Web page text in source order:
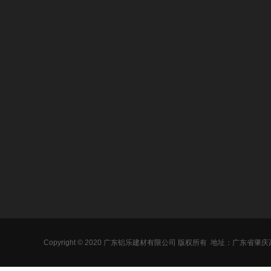
Copyright © 2020 广东铝乐建材有限公司 版权所有 地址：广东省肇